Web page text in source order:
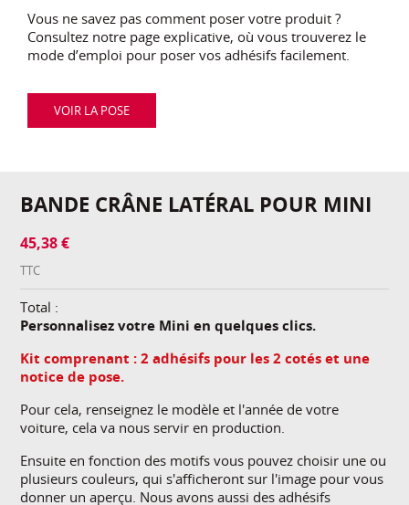
Vous ne savez pas comment poser votre produit ?
Consultez notre page explicative, où vous trouverez le
mode d’emploi pour poser vos adhésifs facilement.
VOIR LA POSE
BANDE CRÂNE LATÉRAL POUR MINI
45,38 €
TTC
Total :
Personnalisez votre Mini en quelques clics.
Kit comprenant : 2 adhésifs pour les 2 cotés et une
notice de pose.
Pour cela, renseignez le modèle et l'année de votre
voiture, cela va nous servir en production.
Ensuite en fonction des motifs vous pouvez choisir une ou
plusieurs couleurs, qui s'afficheront sur l'image pour vous
donner un aperçu. Nous avons aussi des adhésifs